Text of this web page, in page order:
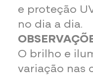
e proteção
no dia a dia.
O brilho e
variação nas